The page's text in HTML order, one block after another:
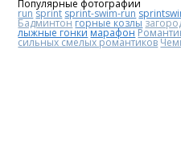
Популярные фотографии
run sprint sprint-swim-run
Бадминтонгорные козлы
лыжные гонки марафон
сильных смелых романтиков